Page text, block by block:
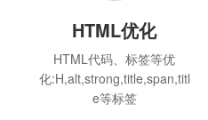
HTML优化
HTML代码、标签等优
化:H,alt,strong,title,span,titl
e等标签